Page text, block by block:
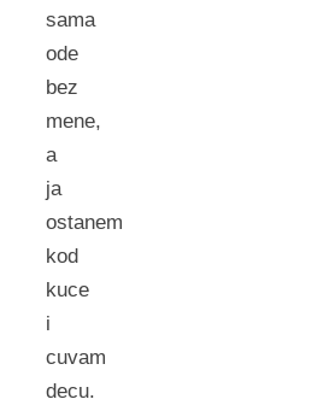
sama
ode
bez
mene,
a
ja
ostanem
kod
kuce
i
cuvam
decu.